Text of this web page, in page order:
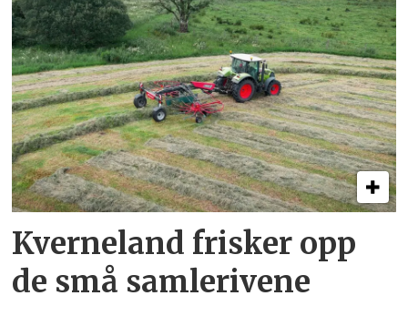
Kverneland frisker opp
de små samlerivene